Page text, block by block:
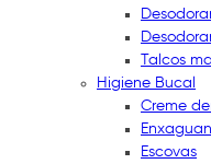
Talcos
Higiene Bucal
Creme
Escovas